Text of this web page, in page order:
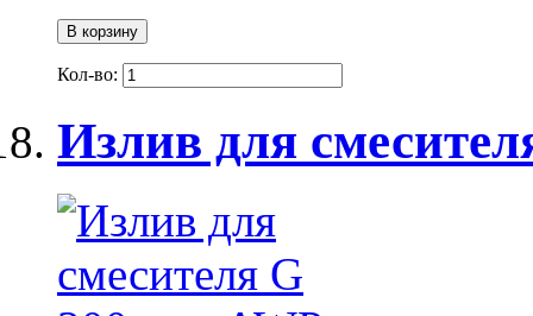
В корзину
Кол-во:
Излив для